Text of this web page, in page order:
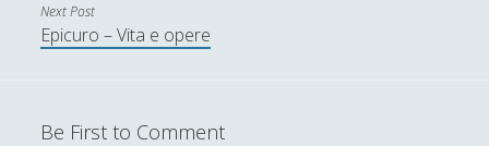
Ivano E. Pollini
Next Post
Epicuro – Vita e opere
Be First to Comment